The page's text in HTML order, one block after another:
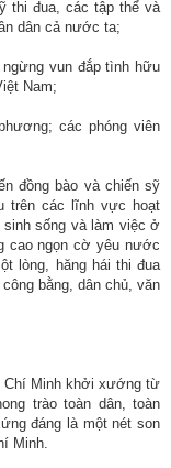
thi đua, các tập thể và
dân cả nước ta;
vun đắp tình hữu
Nam;
các phóng viên
đồng bào và chiến sỹ
trên các lĩnh vực hoạt
sinh sống và làm việc ở
cao ngọn cờ yêu nước
lòng, hăng hái thi đua
bằng, dân chủ, văn
Chí Minh khởi xướng từ
trào toàn dân, toàn
đáng là một nét son
Minh.